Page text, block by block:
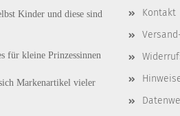
Kinder und diese sind
für kleine Prinzessinnen
Markenartikel vieler
Kontakt